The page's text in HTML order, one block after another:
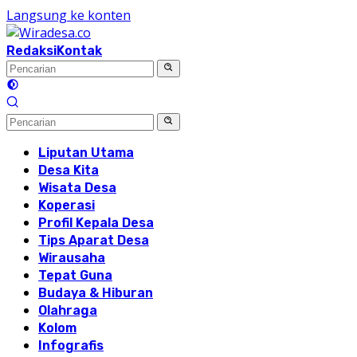
Langsung ke konten
RedaksiKontak
Liputan Utama
Desa Kita
Wisata Desa
Koperasi
Profil Kepala Desa
Tips Aparat Desa
Wirausaha
Tepat Guna
Budaya & Hiburan
Olahraga
Kolom
Infografis